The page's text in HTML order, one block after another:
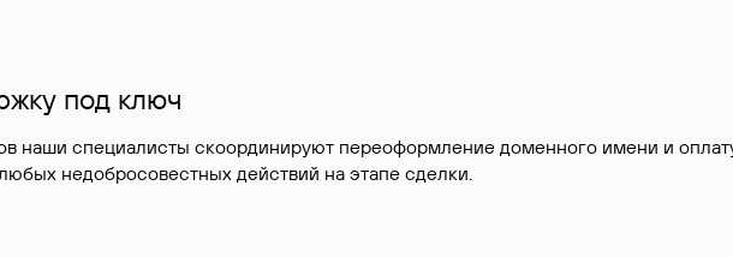
под ключ
наши специалисты скоординируют переоформление доменного имени и
недобросовестных действий на этапе сделки.